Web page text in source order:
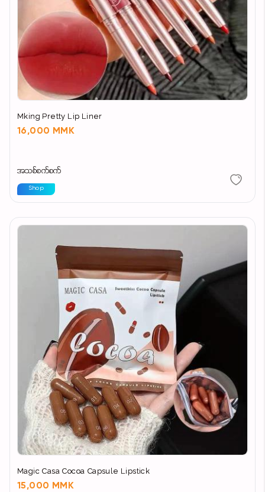
Mking Pretty Lip Liner
16,000 MMK
အသစ်စက်စက်
Shop
Magic Casa Cocoa Capsule Lipstick
15,000 MMK